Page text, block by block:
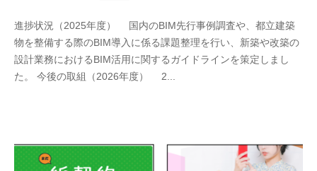
進捗状況（2025年度） 国内のBIM先行事例調査や、都立建築
物を整備する際のBIM導入に係る課題整理を行い、新築や改築の
設計業務におけるBIM活用に関するガイドラインを策定しまし
た。 今後の取組（2026年度） 2...